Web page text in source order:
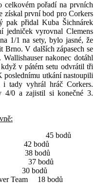
celkovém pořadí na prvních
získal první bod pro Corkers
pak přidal Kuba Šichnárek
jedniček vyrovnal Clemens
1/1 na sety, bylo jasné, že
Brno. V dalších zápasech se
nakonec dotáhl
v pátém setu odvrátil tři
poslednímu utkání nastoupili
tady vyhrál hráč Corkers.
4/0 a zajistil si konečné 3.
45 bodů
bodů
bodů
Team 18 bodů